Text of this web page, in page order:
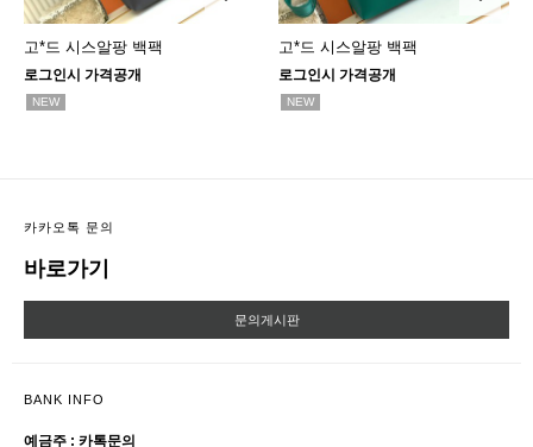
고*드 시스알팡 백팩
로그인시 가격공개
NEW
고*드 시스알팡 백팩
로그인시 가격공개
NEW
카카오톡 문의
바로가기
문의게시판
BANK INFO
예금주 : 카톡문의